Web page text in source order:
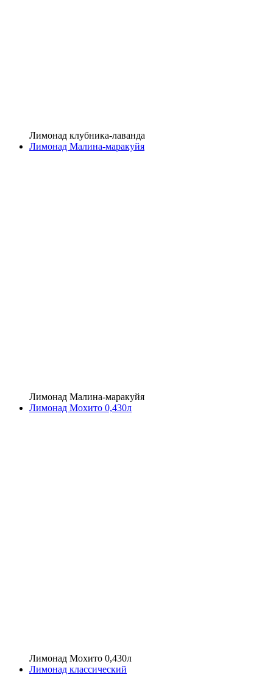
Лимонад клубника-лаванда
Лимонад Малина-маракуйя
Лимонад Малина-маракуйя
Лимонад Мохито 0,430л
Лимонад Мохито 0,430л
Лимонад классический